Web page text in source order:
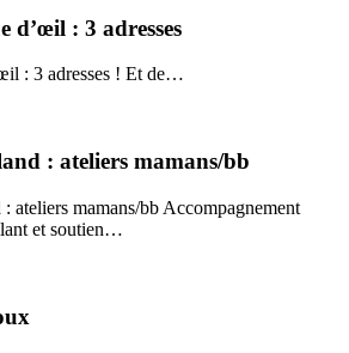
d’œil : 3 adresses
: 3 adresses ! Et de…
: ateliers mamans/bb
ateliers mamans/bb Accompagnement
et soutien…